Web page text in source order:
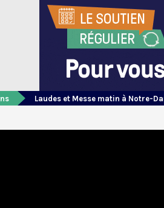
Laudes et Messe matin à Notre-